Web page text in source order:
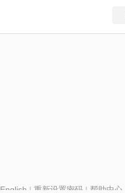
English | 重新设置密码| 帮助中心